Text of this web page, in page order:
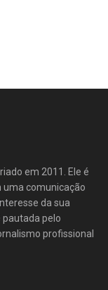
em 2011. Ele é
comunicação
da sua
pautada pelo
profissional